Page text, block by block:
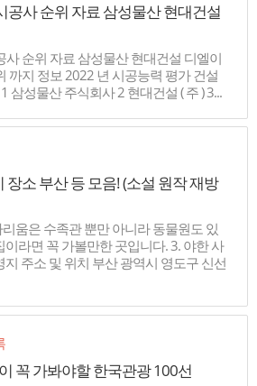
공사 순위 자료 삼성물산 현대건설
순위 자료 삼성물산 현대건설 디엘이
까지 정보 2022 년 시공능력 평가 건설
삼성물산 주식회사 2 현대건설 ( 주 ) 3...
장소 부산 등 모음! (소설 원작 재방
움은 수족관 뿐만 아니라 동물원도 있
라면 꼭 가볼만한 곳입니다. 3. 야한 사
주소 및 위치 부산 광역시 영도구 신선
꼭 가봐야할 한국관광 100선